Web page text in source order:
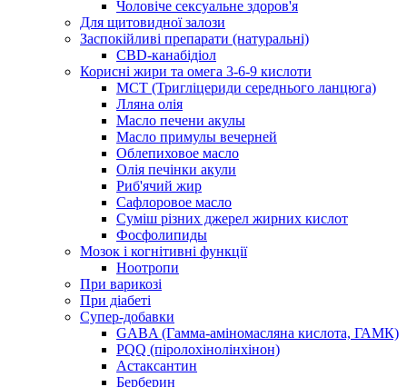
Чоловіче сексуальне здоров'я
Для щитовидної залози
Заспокійливі препарати (натуральні)
CBD-канабідіол
Корисні жири та омега 3-6-9 кислоти
MCT (Тригліцериди середнього ланцюга)
Лляна олія
Масло печени акулы
Масло примулы вечерней
Облепиховое масло
Олія печінки акули
Риб'ячий жир
Сафлоровое масло
Суміш різних джерел жирних кислот
Фосфолипиды
Мозок і когнітивні функції
Ноотропи
При варикозі
При діабеті
Супер-добавки
GABA (Гамма-аміномасляна кислота, ГАМК)
PQQ (піролохінолінхінон)
Астаксантин
Берберин